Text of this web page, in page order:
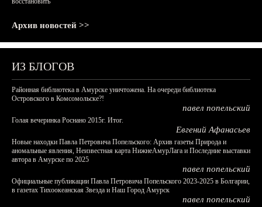
Архив новостей >>
ИЗ БЛОГОВ
Районная библиотека в Амурске уничтожена. На очереди библиотека
Островского в Комсомольске?!
павел попельский
Голая вечеринка Роснано 2015г. Итог.
Евгений Афанасьев
Новые находки Павла Петровича Попельского: Архив газеты Природа и
аномальные явления, Неизвестная карта НижнеАмурЛага и Последние выставки
автора в Амурске по 2025
павел попельский
Официальные публикации Павла Петровича Попельского 2023-2025 в Болгарии,
в газетах Тихоокеанская Звезда и Наш Город Амурск
павел попельский